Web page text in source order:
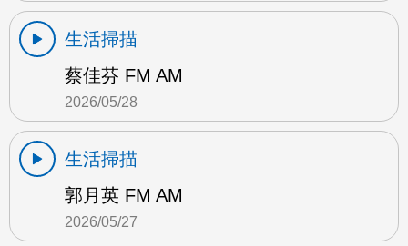
生活掃描
蔡佳芬 FM AM
2026/05/28
生活掃描
郭月英 FM AM
2026/05/27